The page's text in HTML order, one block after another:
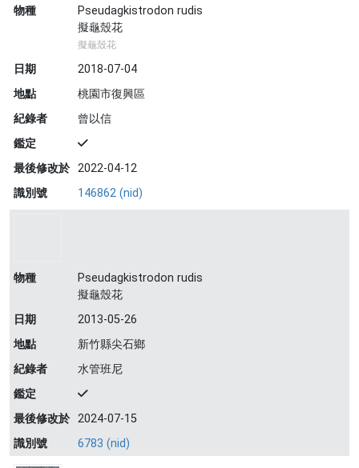
物種
Pseudagkistrodon rudis
擬龜殼花
擬龜殼花
日期
2018-07-04
地點
桃園市復興區
紀錄者
曾以信
鑑定
最後修改於 2022-04-12
識別號
146862 (nid)
物種
Pseudagkistrodon rudis
擬龜殼花
日期
2013-05-26
地點
新竹縣尖石鄉
紀錄者
水管班尼
鑑定
最後修改於 2024-07-15
識別號
6783 (nid)